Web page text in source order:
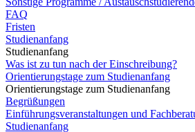
FAQ
Fristen
Studienanfang
Studienanfang
Was ist zu tun nach der Einschreibung?
Orientierungstage zum Studienanfang
Orientierungstage zum Studienanfang
Begrüßungen
Einführungsveranstaltungen und
Studienanfang